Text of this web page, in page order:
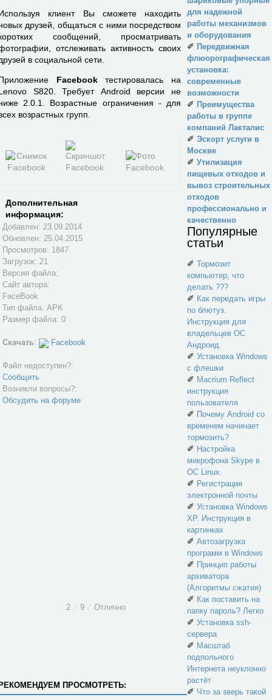
клиент Вы сможете находить
друзей, общаться с ними посредством
сообщений, просматривать
отслеживать активность своих
в социальной сети.
Facebookтестировалась на
S820. Требует Android версии не
2.0.1. Возрастные ограничения - для
возрастных групп.
Дополнительная
информация:
Добавлен: 23.09.2014
Обновлен: 25.04.2015
Просмотров: 1847
Загрузок: 21
Версия файла:
Сайт автора:
FaceBook
Тип файла: APK
Размер файла: 0
Скачать: Facebook
Файл недоступен?:
Сообщить
Возникли вопросы?:
Обсудить на форуме
2 ⁄ 9 ⁄ Отлично
ПРОСМОТРЕТЬ:
для надежной
работы механизмов
и оборудования
✐ Передвижная
флюорографическая
установка:
современные
возможности
✐ Преимущества
работы в группе
компаний Лакталис
✐ Эскорт услуги в
Москве
✐ Утилизация
пищевых отходов и
вывоз строительных
отходов
профессионально и
качественно
Популярные
статьи
✐ Тормозит
компьютер, что
делать ???
✐ Как передать игры
по блютуз.
Инструкция для
владельцев ОС
Андроид.
✐ Установка Windows
с флешки
✐ Macrium Reflect
инструкция
пользователя
✐ Почему Android со
временем начинает
тормозить?
✐ Настройка
микрофона Skype в
ОС Linux.
✐ Регистрация
электронной почты
✐ Установка Windows
XP. Инструкция в
картинках
✐ Автозагрузка
программ в Windows
✐ Принцип работы
архиватора
(Алгоритмы сжатия)
✐ Как поставить на
папку пароль? Легко
✐ Установка ssh-
сервера
✐ Масштаб
подпольного
Интернета неуклонно
растёт
✐ Что за зверь такой